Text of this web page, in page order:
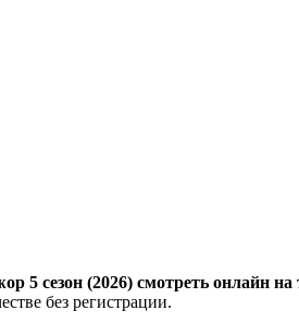
5 сезон (2026) смотреть онлайн
без регистрации.